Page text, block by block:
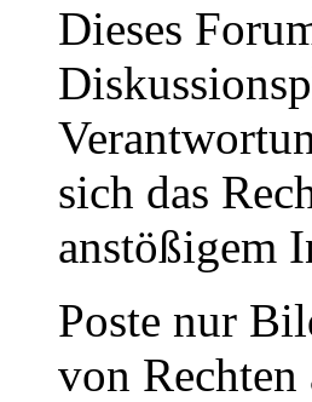
Dieses
sich das
anstößigem
Poste nur
von